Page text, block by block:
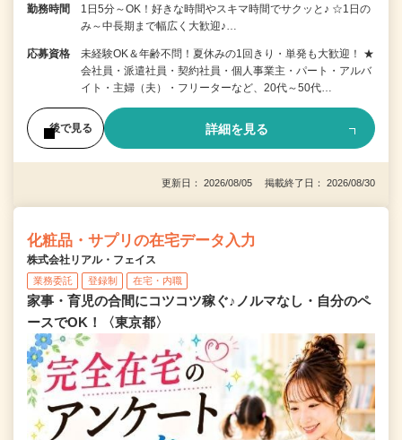
勤務時間
1日5分～OK！好きな時間やスキマ時間でサクッと♪ ☆1日の
み～中長期まで幅広く大歓迎♪…
応募資格
未経験OK＆年齢不問！夏休みの1回きり・単発も大歓迎！ ★
会社員・派遣社員・契約社員・個人事業主・パート・アルバ
イト・主婦（夫）・フリーターなど、20代～50代…
後で見る 詳細を見る
更新日： 2026/08/05 掲載終了日： 2026/08/30
化粧品・サプリの在宅データ入力
株式会社リアル・フェイス
業務委託 登録制 在宅・内職
家事・育児の合間にコツコツ稼ぐ♪ノルマなし・自分のペ
ースでOK！〈東京都〉